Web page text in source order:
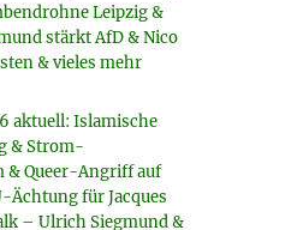
Leipzig &
stärkt AfD & Nico
& vieles mehr
aktuell: Islamische
& Strom-
& Queer-Angriff auf
Ächtung für Jacques
– Ulrich Siegmund &